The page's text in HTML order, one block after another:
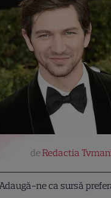
ne ca sursă
deRedactia